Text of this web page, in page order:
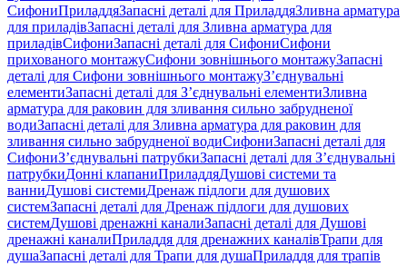
СифониПриладдяЗапасні деталі для ПриладдяЗливна арматура
для приладівЗапасні деталі для Зливна арматура для
приладівСифониЗапасні деталі для СифониСифони
прихованого монтажуСифони зовнішнього монтажуЗапасні
деталі для Сифони зовнішнього монтажуЗ’єднувальні
елементиЗапасні деталі для З’єднувальні елементиЗливна
арматура для раковин для зливання сильно забрудненої
водиЗапасні деталі для Зливна арматура для раковин для
зливання сильно забрудненої водиСифониЗапасні деталі для
СифониЗ’єднувальні патрубкиЗапасні деталі для З’єднувальні
патрубкиДонні клапаниПриладдяДушові системи та
ванниДушові системиДренаж підлоги для душових
системЗапасні деталі для Дренаж підлоги для душових
системДушові дренажні каналиЗапасні деталі для Душові
дренажні каналиПриладдя для дренажних каналівТрапи для
душаЗапасні деталі для Трапи для душаПриладдя для трапів